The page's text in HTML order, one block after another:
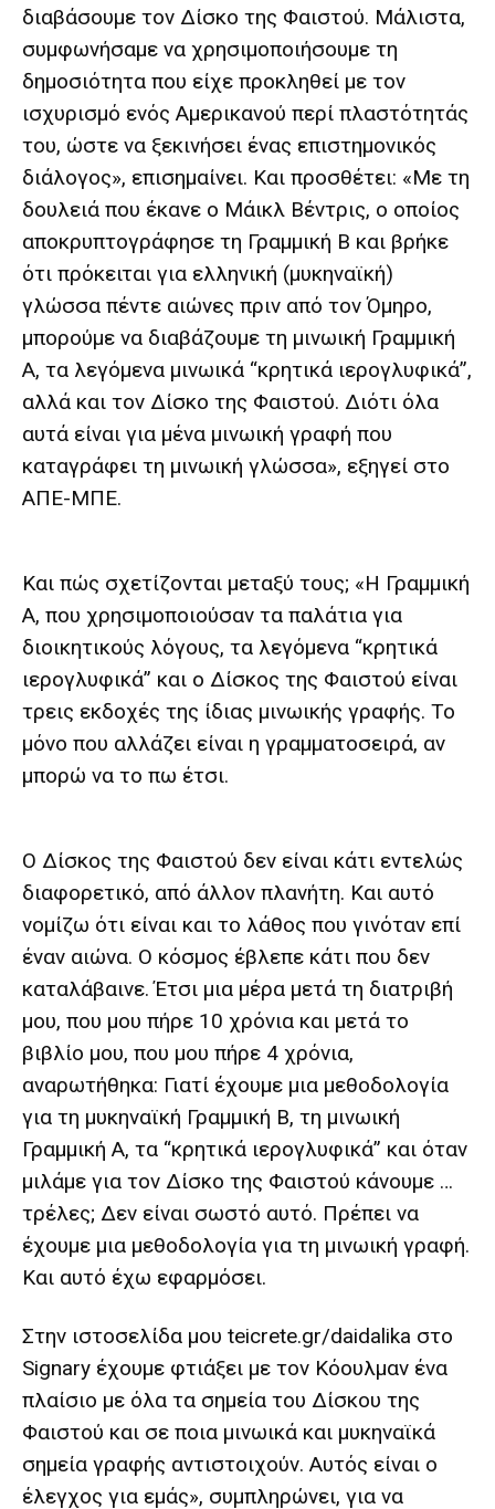
διαβάσουμε τον Δίσκο της Φαιστού. Μάλιστα,
συμφωνήσαμε να χρησιμοποιήσουμε τη
δημοσιότητα που είχε προκληθεί με τον
ισχυρισμό ενός Αμερικανού περί πλαστότητάς
του, ώστε να ξεκινήσει ένας επιστημονικός
διάλογος», επισημαίνει. Και προσθέτει: «Με τη
δουλειά που έκανε ο Μάικλ Βέντρις, ο οποίος
αποκρυπτογράφησε τη Γραμμική Β και βρήκε
ότι πρόκειται για ελληνική (μυκηναϊκή)
γλώσσα πέντε αιώνες πριν από τον Όμηρο,
μπορούμε να διαβάζουμε τη μινωική Γραμμική
Α, τα λεγόμενα μινωικά “κρητικά ιερογλυφικά”,
αλλά και τον Δίσκο της Φαιστού. Διότι όλα
αυτά είναι για μένα μινωική γραφή που
καταγράφει τη μινωική γλώσσα», εξηγεί στο
ΑΠΕ-ΜΠΕ.
Και πώς σχετίζονται μεταξύ τους; «Η Γραμμική
Α, που χρησιμοποιούσαν τα παλάτια για
διοικητικούς λόγους, τα λεγόμενα “κρητικά
ιερογλυφικά” και ο Δίσκος της Φαιστού είναι
τρεις εκδοχές της ίδιας μινωικής γραφής. Το
μόνο που αλλάζει είναι η γραμματοσειρά, αν
μπορώ να το πω έτσι.
Ο Δίσκος της Φαιστού δεν είναι κάτι εντελώς
διαφορετικό, από άλλον πλανήτη. Και αυτό
νομίζω ότι είναι και το λάθος που γινόταν επί
έναν αιώνα. Ο κόσμος έβλεπε κάτι που δεν
καταλάβαινε. Έτσι μια μέρα μετά τη διατριβή
μου, που μου πήρε 10 χρόνια και μετά το
βιβλίο μου, που μου πήρε 4 χρόνια,
αναρωτήθηκα: Γιατί έχουμε μια μεθοδολογία
για τη μυκηναϊκή Γραμμική Β, τη μινωική
Γραμμική Α, τα “κρητικά ιερογλυφικά” και όταν
μιλάμε για τον Δίσκο της Φαιστού κάνουμε …
τρέλες; Δεν είναι σωστό αυτό. Πρέπει να
έχουμε μια μεθοδολογία για τη μινωική γραφή.
Και αυτό έχω εφαρμόσει.
Στην ιστοσελίδα μου teicrete.gr/daidalika στο
Signary έχουμε φτιάξει με τον Κόουλμαν ένα
πλαίσιο με όλα τα σημεία του Δίσκου της
Φαιστού και σε ποια μινωικά και μυκηναϊκά
σημεία γραφής αντιστοιχούν. Αυτός είναι ο
έλεγχος για εμάς», συμπληρώνει, για να